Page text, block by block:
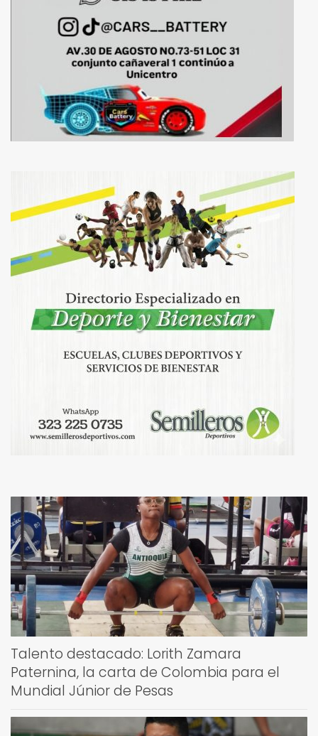
Talento destacado: Lorith Zamara
Paternina, la carta de Colombia para el
Mundial Júnior de Pesas